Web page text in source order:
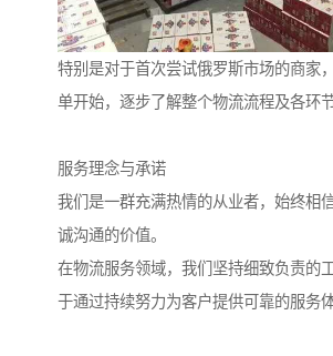
特别是对于首次尝试俄罗斯市场的商家
单开始，逐步了解整个物流流程及各环
服务理念与承诺
我们是一群充满热情的从业者，始终相
诚沟通的价值。
在物流服务领域，我们坚持细致负责的
于通过持续努力为客户提供可靠的服务体